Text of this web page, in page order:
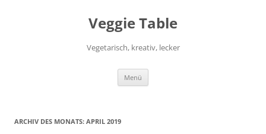
Veggie Table
Vegetarisch, kreativ, lecker
Menü
ARCHIV DES MONATS: APRIL 2019